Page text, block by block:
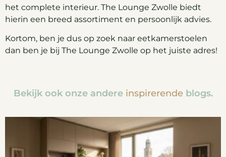
het complete interieur. The Lounge Zwolle biedt
hierin een breed assortiment en persoonlijk advies.
Kortom, ben je dus op zoek naar eetkamerstoelen
dan ben je bij The Lounge Zwolle op het juiste adres!
Bekijk ook onze andere inspirerende blogs.